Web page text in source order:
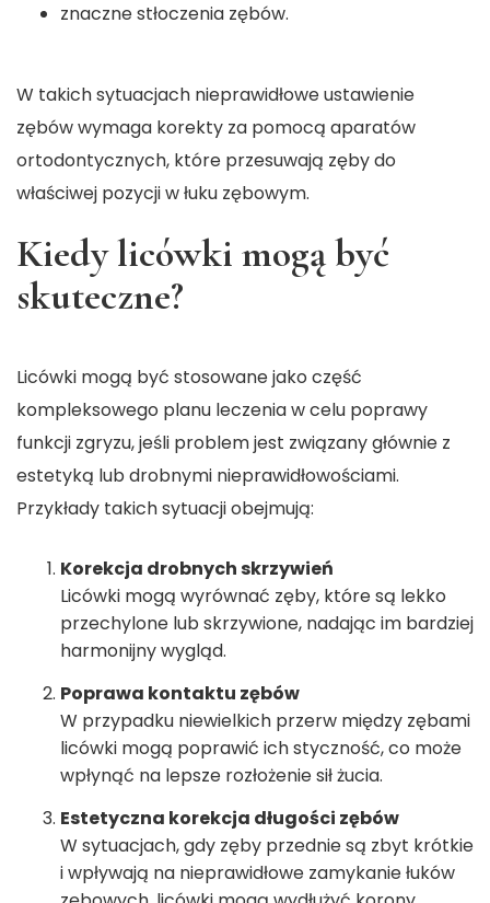
znaczne stłoczenia zębów.
W takich sytuacjach nieprawidłowe ustawienie
zębów wymaga korekty za pomocą aparatów
ortodontycznych, które przesuwają zęby do
właściwej pozycji w łuku zębowym.
Kiedy licówki mogą być
skuteczne?
Licówki mogą być stosowane jako część
kompleksowego planu leczenia w celu poprawy
funkcji zgryzu, jeśli problem jest związany głównie z
estetyką lub drobnymi nieprawidłowościami.
Przykłady takich sytuacji obejmują:
Korekcja drobnych skrzywień
Licówki mogą wyrównać zęby, które są lekko
przechylone lub skrzywione, nadając im bardziej
harmonijny wygląd.
Poprawa kontaktu zębów
W przypadku niewielkich przerw między zębami
licówki mogą poprawić ich styczność, co może
wpłynąć na lepsze rozłożenie sił żucia.
Estetyczna korekcja długości zębów
W sytuacjach, gdy zęby przednie są zbyt krótkie
i wpływają na nieprawidłowe zamykanie łuków